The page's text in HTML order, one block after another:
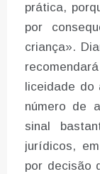
prática,
por
criança».
liceidade
número de
sinal
jurídicos,
por decisão